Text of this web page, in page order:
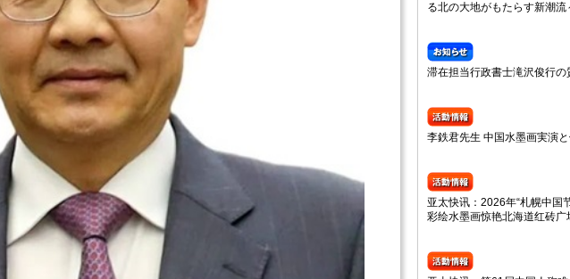
る北の大地がもたらす新潮流
滞在担当行政書士滝沢俊行の
李鉄君先生 中国水墨画実演
亚太快讯：2026年“札幌中国
彩绘水墨画惊艳北海道红砖广